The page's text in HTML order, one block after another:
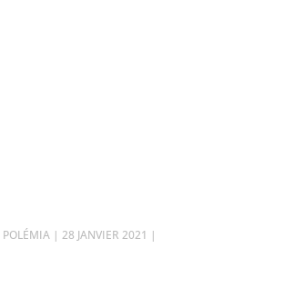
POLÉMIA | 28 JANVIER 2021 |